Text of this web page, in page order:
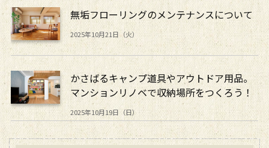
無垢フローリングのメンテナンスについて
2025年10月21日（火）
かさばるキャンプ道具やアウトドア用品。
マンションリノベで収納場所をつくろう！
2025年10月19日（日）